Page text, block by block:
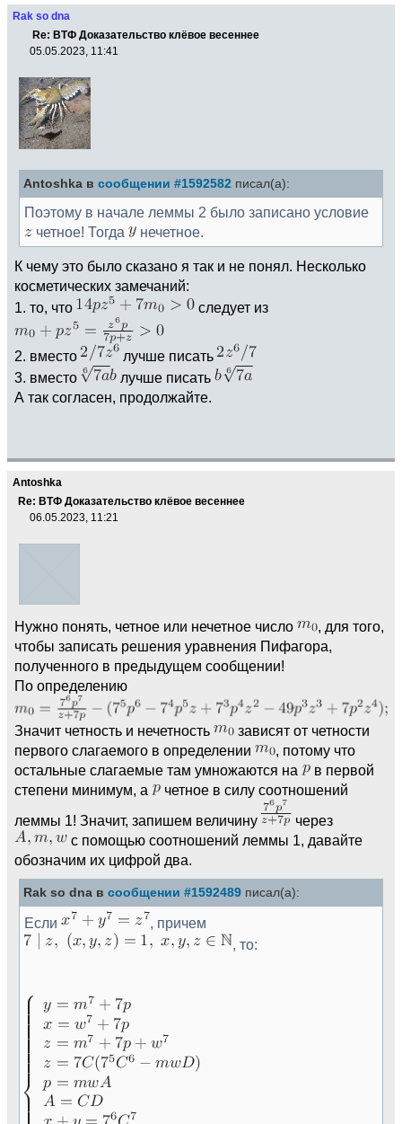
Rak so dna
Re: ВТФ Доказательство клёвое весеннее
05.05.2023, 11:41
Antoshka в сообщении #1592582 писал(а):
Поэтому в начале леммы 2 было записано условие
четное! Тогда
нечетное.
К чему это было сказано я так и не понял. Несколько
косметических замечаний:
1. то, что
следует из
2. вместо
лучше писать
3. вместо
лучше писать
А так согласен, продолжайте.
Antoshka
Re: ВТФ Доказательство клёвое весеннее
06.05.2023, 11:21
Нужно понять, четное или нечетное число
, для того,
чтобы записать решения уравнения Пифагора,
полученного в предыдущем сообщении!
По определению
Значит четность и нечетность
зависят от четности
первого слагаемого в определении
, потому что
остальные слагаемые там умножаются на
в первой
степени минимум, а
четное в силу соотношений
леммы 1! Значит, запишем величину
через
с помощью соотношений леммы 1, давайте
обозначим их цифрой два.
Rak so dna в сообщении #1592489 писал(а):
Если
, причем
, то: